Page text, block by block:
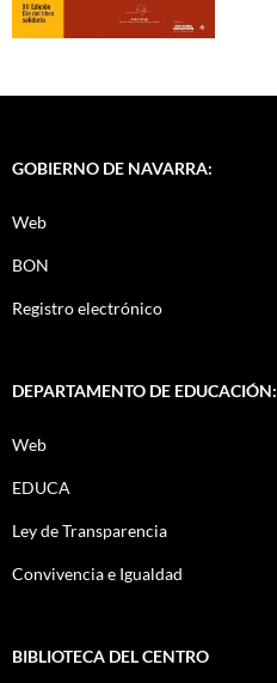
GOBIERNO DE NAVARRA:
Web
BON
Registro electrónico
DEPARTAMENTO DE EDUCACIÓN:
Web
EDUCA
Ley de Transparencia
Convivencia e Igualdad
BIBLIOTECA DEL CENTRO